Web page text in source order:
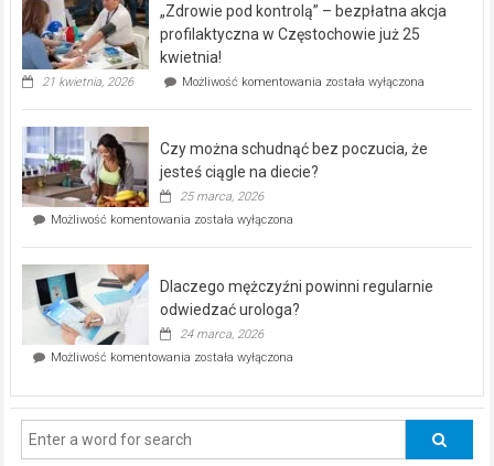
rehabilitacji
dla
„Zdrowie pod kontrolą” – bezpłatna akcja
profilaktyczna w Częstochowie już 25
kwietnia!
21 kwietnia, 2026 Możliwość komentowania „Zdrowie
bezpłatna
została wyłączona
Czy można schudnąć bez poczucia, że
jesteś ciągle na diecie?
25 marca, 2026
Możliwość komentowania Czy
poczucia,
że
ciągle
na
została wyłączona
Dlaczego mężczyźni powinni regularnie
odwiedzać urologa?
24 marca, 2026
Możliwość komentowania Dlaczego
regularnie
została wyłączona